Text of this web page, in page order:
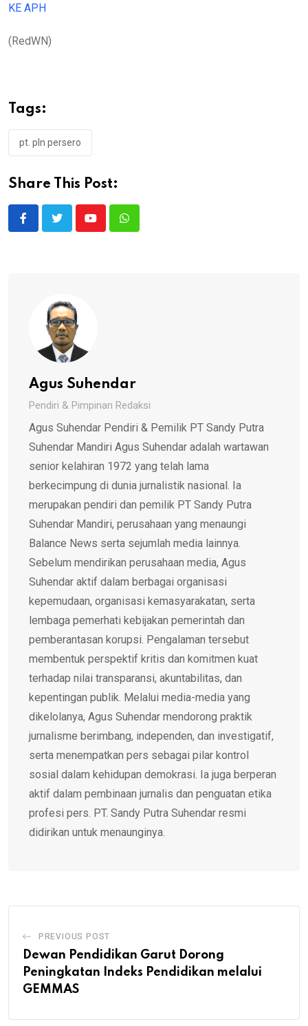
KE APH
(RedWN)
Tags:
pt. pln persero
Share This Post:
YoutubeWhatsapp
Agus Suhendar
Pendiri & Pimpinan Redaksi
Agus Suhendar Pendiri & Pemilik PT Sandy Putra
Suhendar Mandiri Agus Suhendar adalah wartawan
senior kelahiran 1972 yang telah lama
berkecimpung di dunia jurnalistik nasional. Ia
merupakan pendiri dan pemilik PT Sandy Putra
Suhendar Mandiri, perusahaan yang menaungi
Balance News serta sejumlah media lainnya.
Sebelum mendirikan perusahaan media, Agus
Suhendar aktif dalam berbagai organisasi
kepemudaan, organisasi kemasyarakatan, serta
lembaga pemerhati kebijakan pemerintah dan
pemberantasan korupsi. Pengalaman tersebut
membentuk perspektif kritis dan komitmen kuat
terhadap nilai transparansi, akuntabilitas, dan
kepentingan publik. Melalui media-media yang
dikelolanya, Agus Suhendar mendorong praktik
jurnalisme berimbang, independen, dan investigatif,
serta menempatkan pers sebagai pilar kontrol
sosial dalam kehidupan demokrasi. Ia juga berperan
aktif dalam pembinaan jurnalis dan penguatan etika
profesi pers. PT. Sandy Putra Suhendar resmi
didirikan untuk menaunginya.
PREVIOUS POST
Dewan Pendidikan Garut Dorong
Peningkatan Indeks Pendidikan melalui
GEMMAS